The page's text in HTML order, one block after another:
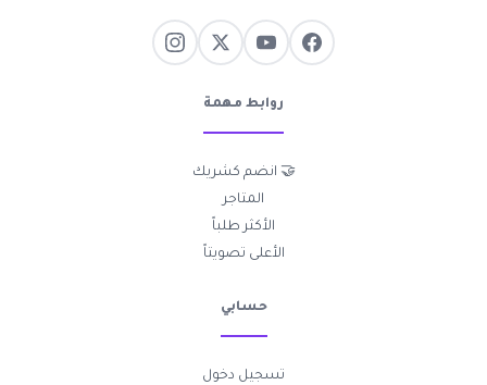
روابط مهمة
🤝 انضم كشريك
المتاجر
الأكثر طلباً
الأعلى تصويتاً
حسابي
تسجيل دخول